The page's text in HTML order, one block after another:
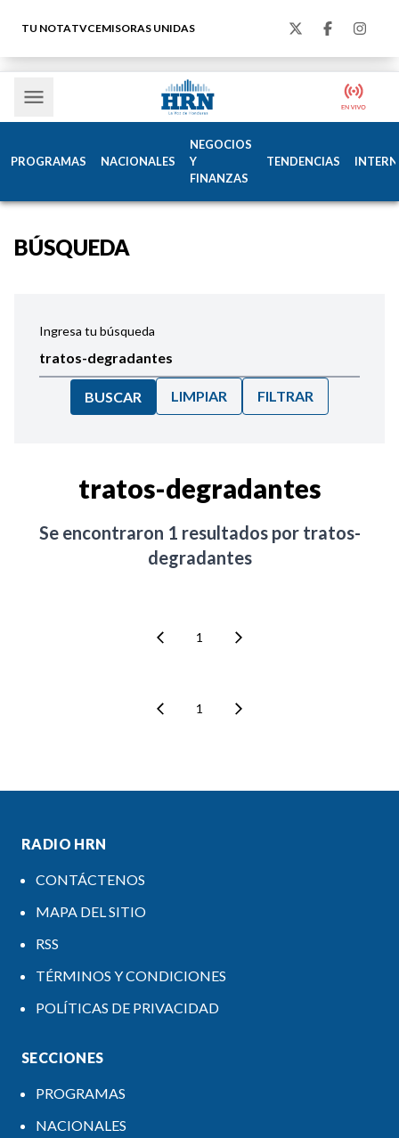
TU NOTATVCEMISORAS UNIDAS
PROGRAMAS NACIONALES
NEGOCIOS
Y
FINANZAS
TENDENCIAS
BÚSQUEDA
Ingresa tu búsqueda
BUSCAR LIMPIAR FILTRAR
tratos-degradantes
Se encontraron 1 resultados por tratos-
degradantes
1
1
RADIO HRN
CONTÁCTENOS
MAPA DEL SITIO
RSS
TÉRMINOS Y CONDICIONES
POLÍTICAS DE PRIVACIDAD
SECCIONES
PROGRAMAS
NACIONALES